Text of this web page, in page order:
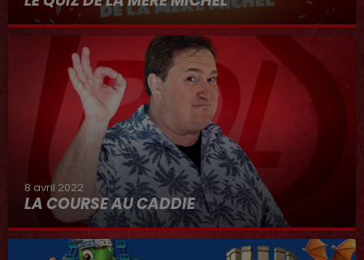
8 avril 2022
LA COURSE AU CADDIE